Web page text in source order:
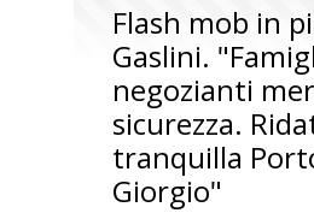
Flash mob in
Gaslini.
negozianti
sicurezza.
tranquilla
Giorgio"